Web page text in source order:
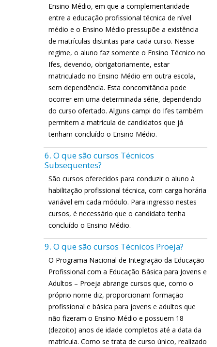
Ensino Médio, em que a complementaridade
entre a educação profissional técnica de nível
médio e o Ensino Médio pressupõe a existência
de matrículas distintas para cada curso. Nesse
regime, o aluno faz somente o Ensino Técnico no
Ifes, devendo, obrigatoriamente, estar
matriculado no Ensino Médio em outra escola,
sem dependência. Esta concomitância pode
ocorrer em uma determinada série, dependendo
do curso ofertado. Alguns campi do Ifes também
permitem a matrícula de candidatos que já
tenham concluído o Ensino Médio.
6. O que são cursos Técnicos
Subsequentes?
São cursos oferecidos para conduzir o aluno à
habilitação profissional técnica, com carga horária
variável em cada módulo. Para ingresso nestes
cursos, é necessário que o candidato tenha
concluído o Ensino Médio.
9. O que são cursos Técnicos Proeja?
O Programa Nacional de Integração da Educação
Profissional com a Educação Básica para Jovens e
Adultos – Proeja abrange cursos que, como o
próprio nome diz, proporcionam formação
profissional e básica para jovens e adultos que
não fizeram o Ensino Médio e possuem 18
(dezoito) anos de idade completos até a data da
matrícula. Como se trata de curso único, realizado